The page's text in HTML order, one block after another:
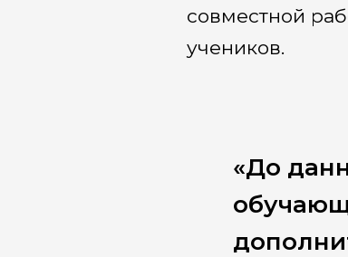
совместной
учеников.
«До